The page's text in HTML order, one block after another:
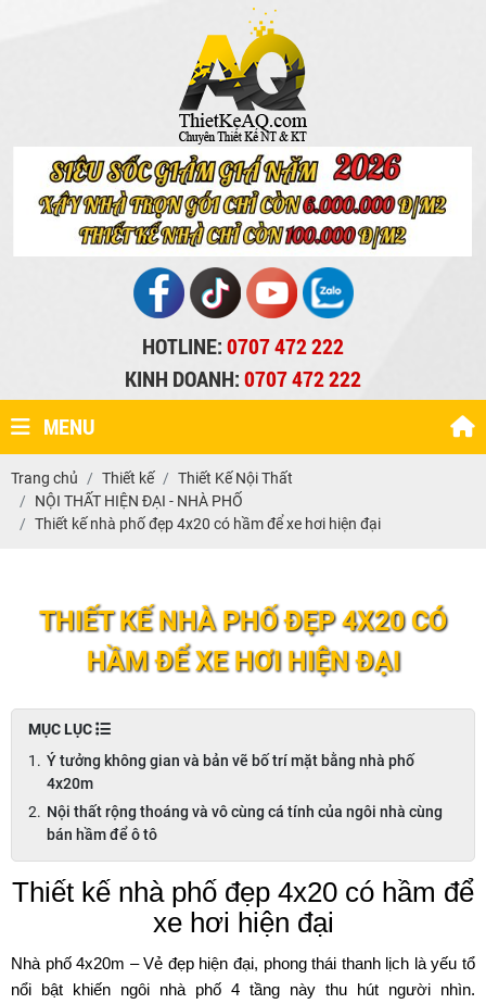
HOTLINE:0707 472 222
KINH DOANH:0707 472 222
MENU
Trang chủ Thiết kế
Thiết Kế Nội Thất
NỘI THẤT HIỆN ĐẠI - NHÀ PHỐ
Thiết kế nhà phố đẹp 4x20 có hầm để xe hơi hiện đại
THIẾT KẾ NHÀ PHỐ ĐẸP 4X20 CÓ
HẦM ĐỂ XE HƠI HIỆN ĐẠI
MỤC LỤC
Ý tưởng không gian và bản vẽ bố trí mặt bằng nhà phố
4x20m
Nội thất rộng thoáng và vô cùng cá tính của ngôi nhà cùng
bán hầm để ô tô
Thiết kế nhà phố đẹp 4x20 có hầm để
xe hơi hiện đại
Nhà phố 4x20m – Vẻ đẹp hiện đại, phong thái thanh lịch là yếu tổ
nổi bật khiến ngôi nhà phố 4 tầng này thu hút người nhìn.